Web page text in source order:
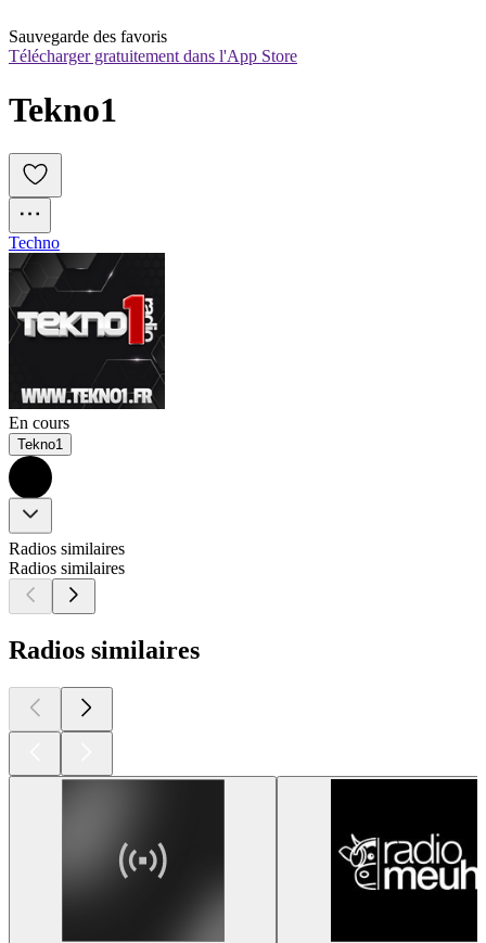
Sauvegarde des favoris
Télécharger gratuitement dans l'App Store
Tekno1
Techno
En cours
Tekno1
Radios similaires
Radios similaires
Radios similaires